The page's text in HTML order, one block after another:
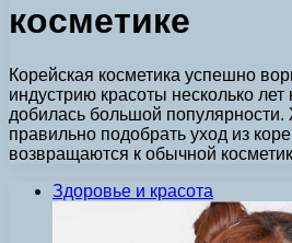
косметике
Корейская косметика успешно
индустрию красоты несколько
добилась большой
правильно подобрать уход из
возвращаются к обычной
Здоровье и красота